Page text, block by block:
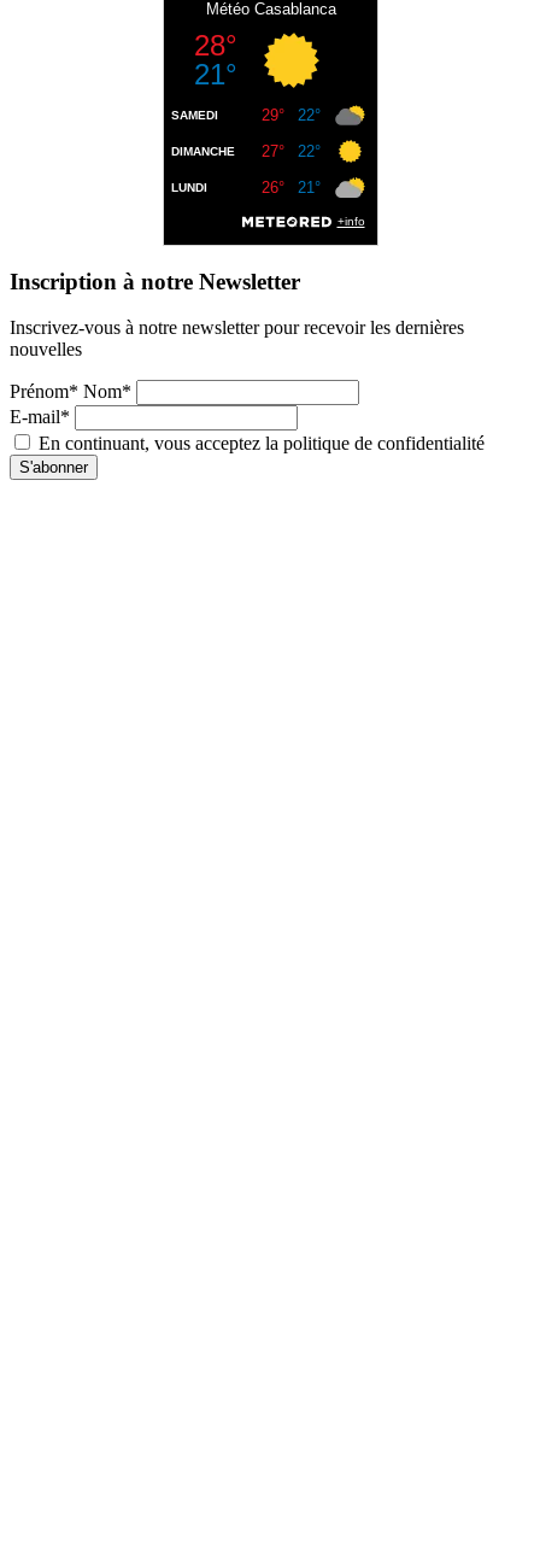
Inscription à notre Newsletter
Inscrivez-vous à notre newsletter pour recevoir les dernières
nouvelles
Prénom* Nom*
E-mail*
En continuant, vous acceptez la politique de confidentialité